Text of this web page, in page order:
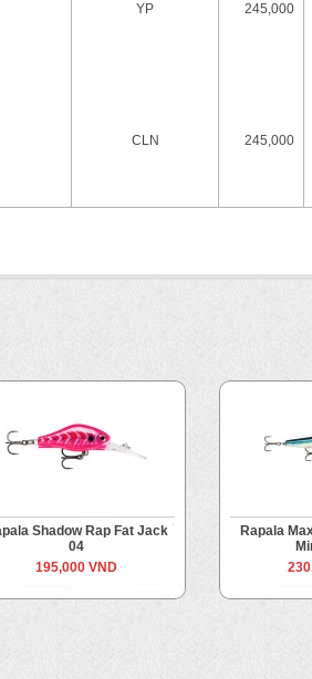
YP 245,000
CLN 245,000
Shadow Rap Fat Jack
04
195,000 VND
Rapala